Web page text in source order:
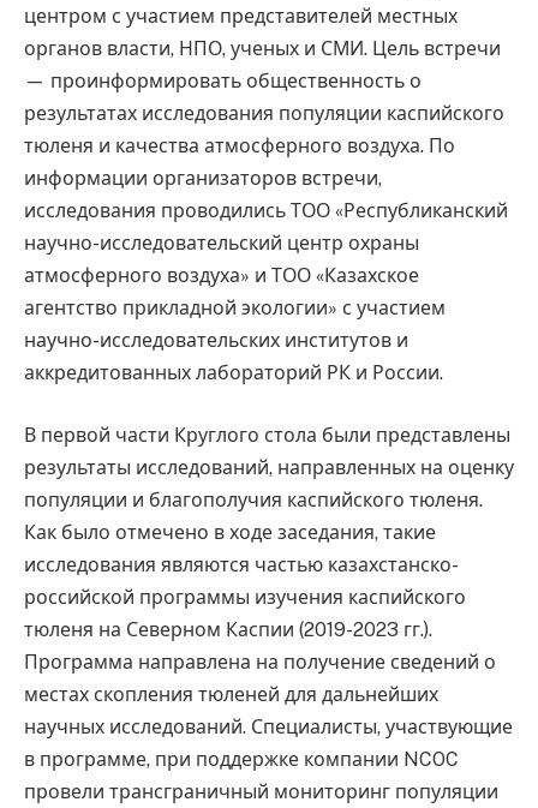
центром с участием представителей местных
органов власти, НПО, ученых и СМИ. Цель встречи
— проинформировать общественность о
результатах исследования популяции каспийского
тюленя и качества атмосферного воздуха. По
информации организаторов встречи,
исследования проводились ТОО «Республиканский
научно-исследовательский центр охраны
атмосферного воздуха» и ТОО «Казахское
агентство прикладной экологии» с участием
научно-исследовательских институтов и
аккредитованных лабораторий РК и России.
В первой части Круглого стола были представлены
результаты исследований, направленных на оценку
популяции и благополучия каспийского тюленя.
Как было отмечено в ходе заседания, такие
исследования являются частью казахстанско-
российской программы изучения каспийского
тюленя на Северном Каспии (2019-2023 гг.).
Программа направлена на получение сведений о
местах скопления тюленей для дальнейших
научных исследований. Специалисты, участвующие
в программе, при поддержке компании NCOC
провели трансграничный мониторинг популяции